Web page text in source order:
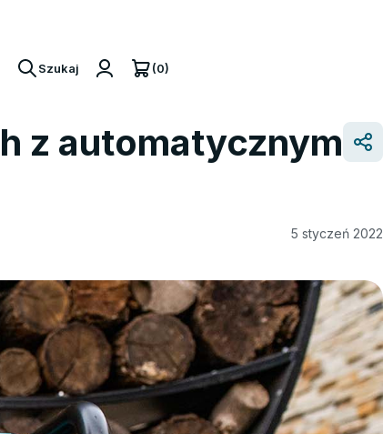
Szukaj (0)
z automatycznym
5 styczeń 2022